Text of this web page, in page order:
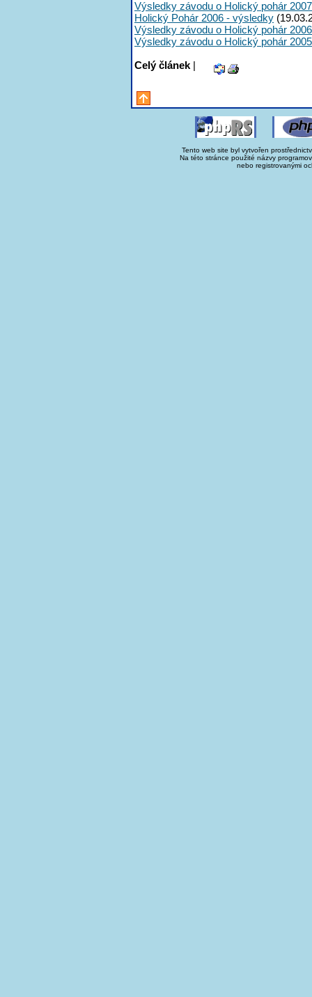
Výsledky závodu o Holický pohár 2007
Holický Pohár 2006 - výsledky
Výsledky závodu o Holický pohár 2006
Výsledky závodu o Holický pohár 2005
Celý článek |
Tento web site byl vytvořen
Na této stránce použité názvy
nebo registrovanými